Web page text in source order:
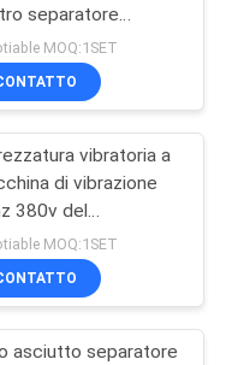
101
separatore
per rimuovere
MOQ:1SET
vibratoria a
di vibrazione
380v del
singola
della
della selezione
MOQ:1SET
asciutto separatore